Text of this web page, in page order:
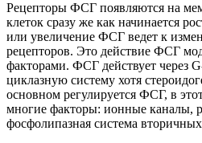
Рецепторы ФСГ появляются на
клеток сразу же как начинается
или увеличение ФСГ ведет к
рецепторов. Это действие ФСГ
факторами. ФСГ действует через
циклазную систему хотя
основном регулируется ФСГ, в
многие факторы: ионные каналы,
фосфолипазная система